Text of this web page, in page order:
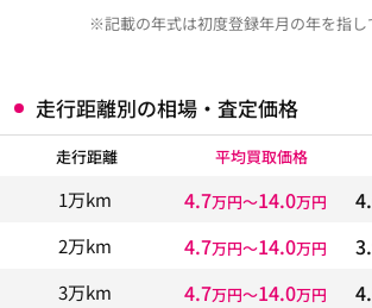
※記載の年式は初度登録年月の年を指し
走行距離別の相場・査定価格
走行距離 平均買取価格
1万km 4.7万円〜14.0万円
2万km 4.7万円〜14.0万円
3万km 4.7万円〜14.0万円